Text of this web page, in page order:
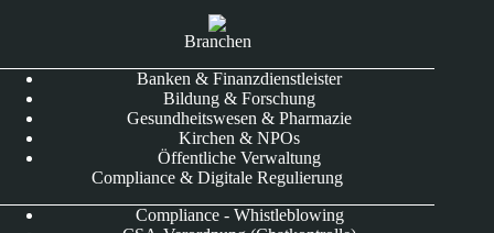
Branchen
Banken & Finanzdienstleister
Bildung & Forschung
Gesundheitswesen & Pharmazie
Kirchen & NPOs
Öffentliche Verwaltung
Compliance & Digitale Regulierung
Compliance - Whistleblowing